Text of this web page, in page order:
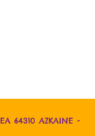
64310 AZKAINE -